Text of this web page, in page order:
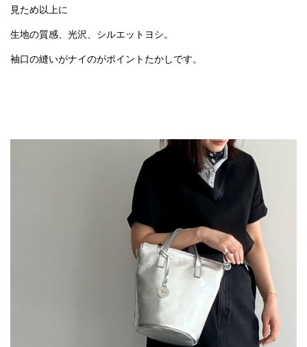
見ため以上に
生地の質感、光沢、シルエットヨシ。
袖口の縫いがナイのがポイントたかしです。